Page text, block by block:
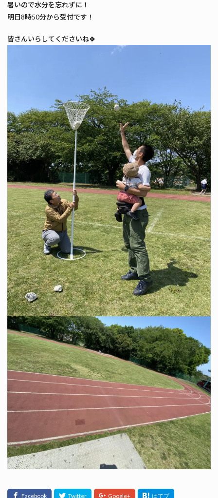
暑いので水分を忘れずに！
明日8時50分から受付です！
皆さんいらしてくださいね🍀